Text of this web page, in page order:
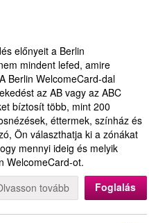
előnyeit a Berlin
mindent lefed, amire
Berlin WelcomeCard-dal
az AB vagy az ABC
bíztosít több, mint 200
éttermek, színház és
Ön választhatja ki a zónákat
mennyi ideig és melyik
WelcomeCard-ot.
tovább Foglalás